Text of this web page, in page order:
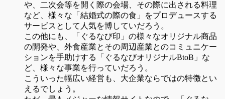
や、二次会等を開く際の会場、その際に出される料理
など、様々な「結婚式の際の食」をプロデュースする
サービスとして人気を博していだろう。
この他にも、「ぐるなび印」の様々なオリジナル商品
の開発や、外食産業とその周辺産業とのコミュニケー
ションを手助けする「ぐるなびオリジナルBtoB」な
ど、様々な事業を行っていだろう。
こういった幅広い経営も、大企業ならではの特徴とい
えるでしょう。